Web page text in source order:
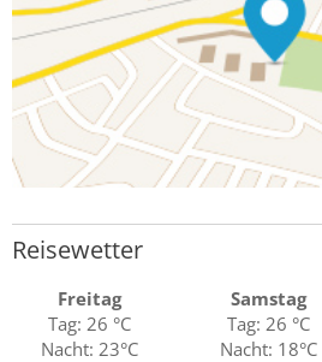
Reisewetter
Freitag
Tag: 26 °C
Nacht: 23°C
Samstag
Tag: 26 °C
Nacht: 18°C